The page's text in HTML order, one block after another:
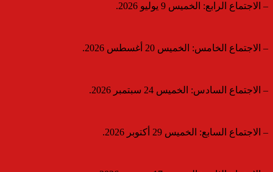
– الاجتماع الرابع: الخميس 9 يوليو 2026.
– الاجتماع الخامس: الخميس 20 أغسطس 2026.
– الاجتماع السادس: الخميس 24 سبتمبر 2026.
– الاجتماع السابع: الخميس 29 أكتوبر 2026.